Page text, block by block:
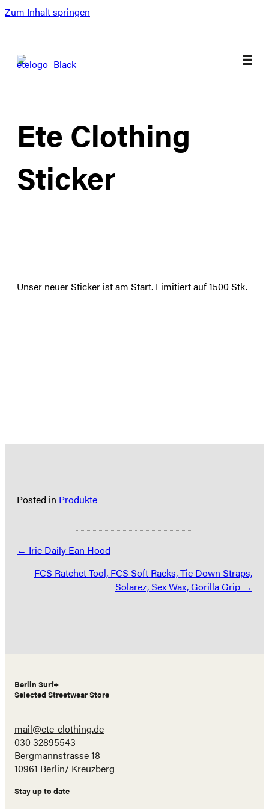
Zum Inhalt springen
Ete Clothing
Sticker
Unser neuer Sticker ist am Start. Limitiert auf 1500 Stk.
Posted in Produkte
Posts
navigation
← Irie Daily Ean Hood
FCS Ratchet Tool, FCS Soft Racks, Tie Down Straps,
Solarez, Sex Wax, Gorilla Grip →
Berlin Surf+
Selected Streetwear Store
mail@ete-clothing.de
030 32895543
Bergmannstrasse 18
10961 Berlin/ Kreuzberg
Stay up to date